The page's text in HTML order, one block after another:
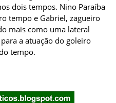
dois tempos. Nino Paraíba
tempo e Gabriel, zagueiro
mais como uma lateral
a atuação do goleiro
tempo.